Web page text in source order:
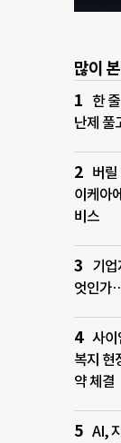
많이
한
난제 풀
버
이케아
비스
기업
엇인가
사이
복지 현
약 체결
AI,